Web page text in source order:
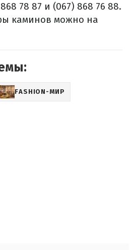
78 87 и (067) 868 76 88.
каминов можно на
FASHION-МИР